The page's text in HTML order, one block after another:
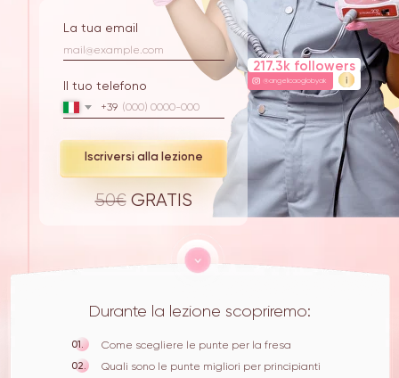
Durante la lezione scopriremo:
Come scegliere le punte per la fresa
Quali sono le punte migliori per principianti
01.
02.
@angelicaoglobyak
217.3k followers
50€GRATIS
La tua email
Il tuo telefono
+39
Iscriversi alla lezione